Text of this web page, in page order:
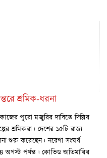
শ্রমিক-ধরনা
পুরো মজুরির দাবিতে দিল্লির
শ্রমিকরা। দেশের ১৫টি রাজ্য
শুরু করেছেন। নরেগা সংঘর্ষ
অগস্ট পর্যন্ত। কোভিড অতিমারির